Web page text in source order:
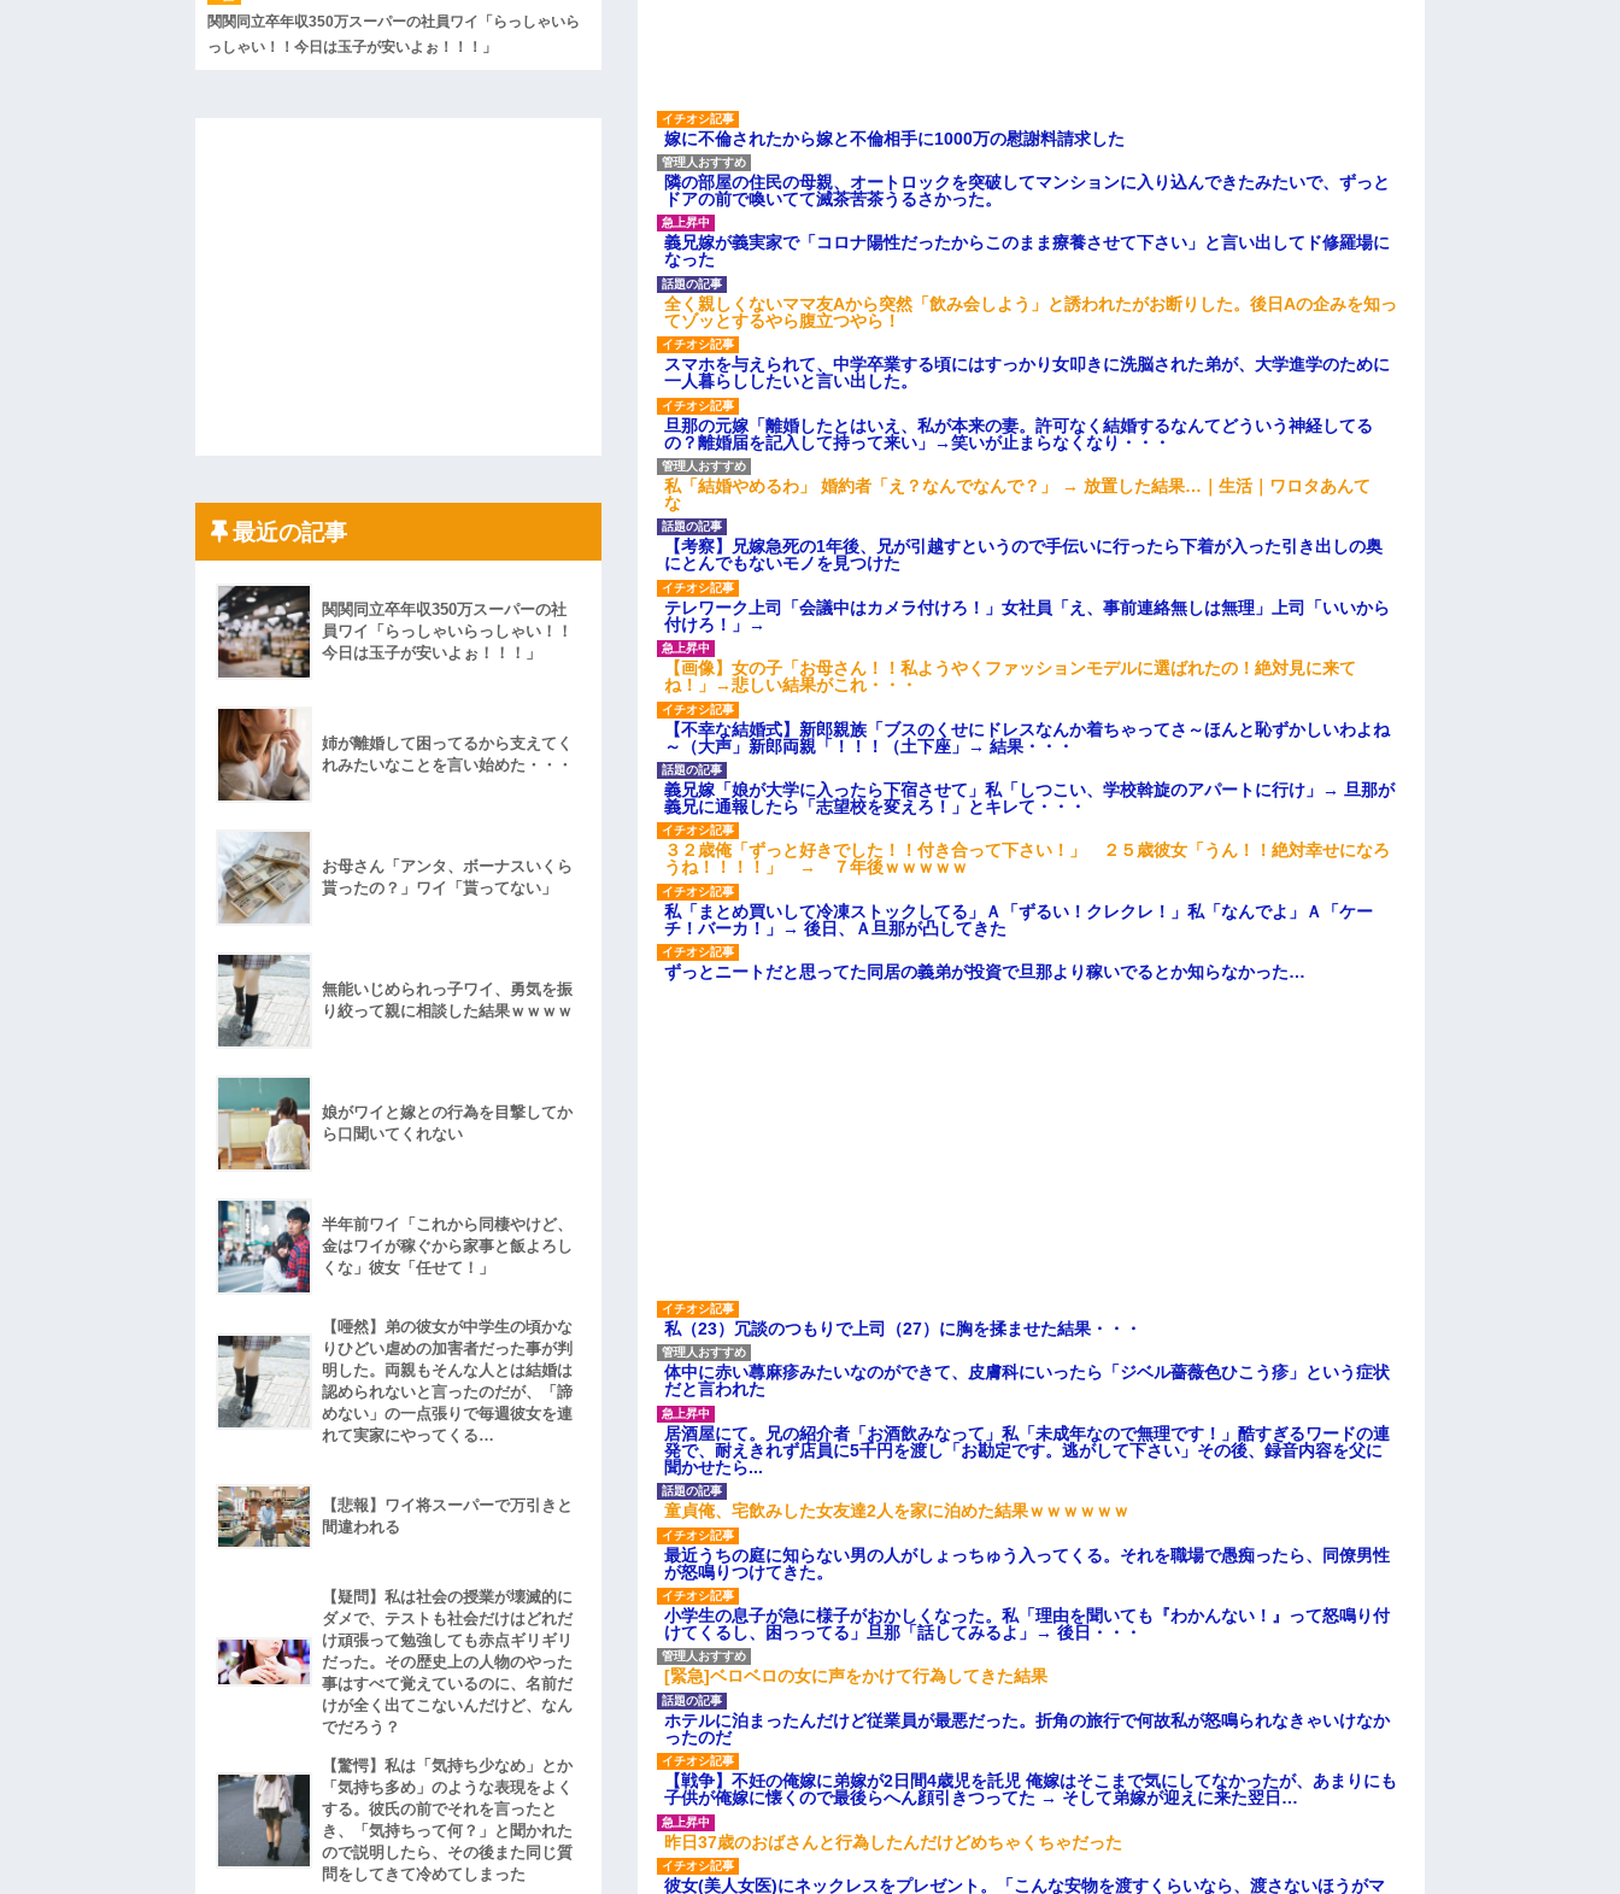
百年の恋12-899 食べた量を張り合ってくる
【悲報】佐藤輝明・・・２軍でも盛大にやらかす←あまり悲しませないでく
れ
嫁に不倫されたから嫁と不倫相手に1000万の慰謝料請求した
隣の部屋の住民の母親、オートロックを突破してマンションに入り込んできたみたいで、ずっと
ドアの前で喚いてて滅茶苦茶うるさかった。
義兄嫁が義実家で「コロナ陽性だったからこのまま療養させて下さい」と言い出してド修羅場に
なった
全く親しくないママ友Aから突然「飲み会しよう」と誘われたがお断りした。後日Aの企みを知っ
てゾッとするやら腹立つやら！
スマホを与えられて、中学卒業する頃にはすっかり女叩きに洗脳された弟が、大学進学のために
一人暮らししたいと言い出した。
旦那の元嫁「離婚したとはいえ、私が本来の妻。許可なく結婚するなんてどういう神経してる
の？離婚届を記入して持って来い」→笑いが止まらなくなり・・・
私「結婚やめるわ」 婚約者「え？なんでなんで？」 → 放置した結果…｜生活｜ワロタあんて
な
【考察】兄嫁急死の1年後、兄が引越すというので手伝いに行ったら下着が入った引き出しの奥
にとんでもないモノを見つけた
テレワーク上司「会議中はカメラ付けろ！」女社員「え、事前連絡無しは無理」上司「いいから
付けろ！」→
【画像】女の子「お母さん！！私ようやくファッションモデルに選ばれたの！絶対見に来て
ね！」→悲しい結果がこれ・・・
【不幸な結婚式】新郎親族「ブスのくせにドレスなんか着ちゃってさ～ほんと恥ずかしいわよね
～（大声」新郎両親「！！！（土下座」→ 結果・・・
義兄嫁「娘が大学に入ったら下宿させて」私「しつこい、学校斡旋のアパートに行け」→ 旦那が
義兄に通報したら「志望校を変えろ！」とキレて・・・
３２歳俺「ずっと好きでした！！付き合って下さい！」 ２５歳彼女「うん！！絶対幸せになろ
うね！！！！」 → ７年後ｗｗｗｗｗ
私「まとめ買いして冷凍ストックしてる」Ａ「ずるい！クレクレ！」私「なんでよ」Ａ「ケー
チ！バーカ！」→ 後日、Ａ旦那が凸してきた
ずっとニートだと思ってた同居の義弟が投資で旦那より稼いでるとか知らなかった…
私（23）冗談のつもりで上司（27）に胸を揉ませた結果・・・
体中に赤い蕁麻疹みたいなのができて、皮膚科にいったら「ジベル薔薇色ひこう疹」という症状
だと言われた
居酒屋にて。兄の紹介者「お酒飲みなって」私「未成年なので無理です！」酷すぎるワードの連
発で、耐えきれず店員に5千円を渡し「お勘定です。逃がして下さい」その後、録音内容を父に
聞かせたら...
童貞俺、宅飲みした女友達2人を家に泊めた結果ｗｗｗｗｗｗ
最近うちの庭に知らない男の人がしょっちゅう入ってくる。それを職場で愚痴ったら、同僚男性
が怒鳴りつけてきた。
小学生の息子が急に様子がおかしくなった。私「理由を聞いても『わかんない！』って怒鳴り付
けてくるし、困っってる」旦那「話してみるよ」→ 後日・・・
[緊急]ベロベロの女に声をかけて行為してきた結果
ホテルに泊まったんだけど従業員が最悪だった。折角の旅行で何故私が怒鳴られなきゃいけなか
ったのだ
【戦争】不妊の俺嫁に弟嫁が2日間4歳児を託児 俺嫁はそこまで気にしてなかったが、あまりにも
子供が俺嫁に懐くので最後らへん顔引きつってた → そして弟嫁が迎えに来た翌日…
昨日37歳のおばさんと行為したんだけどめちゃくちゃだった
彼女(美人女医)にネックレスをプレゼント。「こんな安物を渡すくらいなら、渡さないほうがマ
関関同立卒年収350万スーパーの社員ワイ「らっしゃいら
っしゃい！！今日は玉子が安いよぉ！！！」
最近の記事
関関同立卒年収350万スーパーの社
員ワイ「らっしゃいらっしゃい！！
今日は玉子が安いよぉ！！！」
姉が離婚して困ってるから支えてく
れみたいなことを言い始めた・・・
お母さん「アンタ、ボーナスいくら
貰ったの？」ワイ「貰ってない」
無能いじめられっ子ワイ、勇気を振
り絞って親に相談した結果ｗｗｗｗ
娘がワイと嫁との行為を目撃してか
ら口聞いてくれない
半年前ワイ「これから同棲やけど、
金はワイが稼ぐから家事と飯よろし
くな」彼女「任せて！」
【唖然】弟の彼女が中学生の頃かな
りひどい虐めの加害者だった事が判
明した。両親もそんな人とは結婚は
認められないと言ったのだが、「諦
めない」の一点張りで毎週彼女を連
れて実家にやってくる…
【悲報】ワイ将スーパーで万引きと
間違われる
【疑問】私は社会の授業が壊滅的に
ダメで、テストも社会だけはどれだ
け頑張って勉強しても赤点ギリギリ
だった。その歴史上の人物のやった
事はすべて覚えているのに、名前だ
けが全く出てこないんだけど、なん
でだろう？
【驚愕】私は「気持ち少なめ」とか
「気持ち多め」のような表現をよく
する。彼氏の前でそれを言ったと
き、「気持ちって何？」と聞かれた
ので説明したら、その後また同じ質
問をしてきて冷めてしまった